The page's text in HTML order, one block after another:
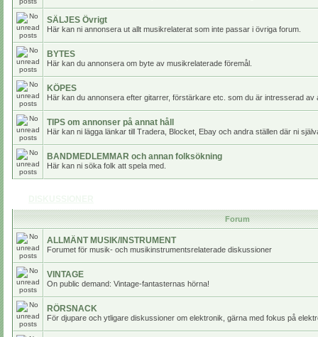
SÄLJES Övrigt
Här kan ni annonsera ut allt musikrelaterat som inte passar i övriga forum.
BYTES
Här kan du annonsera om byte av musikrelaterade föremål.
KÖPES
Här kan du annonsera efter gitarrer, förstärkare etc. som du är intresserad av
TIPS om annonser på annat håll
Här kan ni lägga länkar till Tradera, Blocket, Ebay och andra ställen där ni
BANDMEDLEMMAR och annan folksökning
Här kan ni söka folk att spela med.
Forum
ALLMÄNT MUSIK/INSTRUMENT
Forumet för musik- och musikinstrumentsrelaterade diskussioner
VINTAGE
On public demand: Vintage-fantasternas hörna!
RÖRSNACK
För djupare och ytligare diskussioner om elektronik, gärna med fokus på